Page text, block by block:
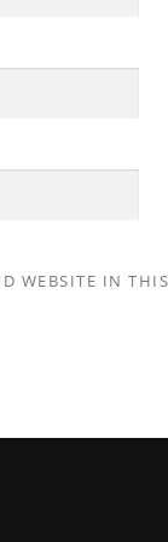
WEBSITE IN